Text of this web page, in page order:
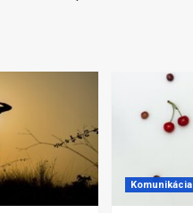
Komunikácia